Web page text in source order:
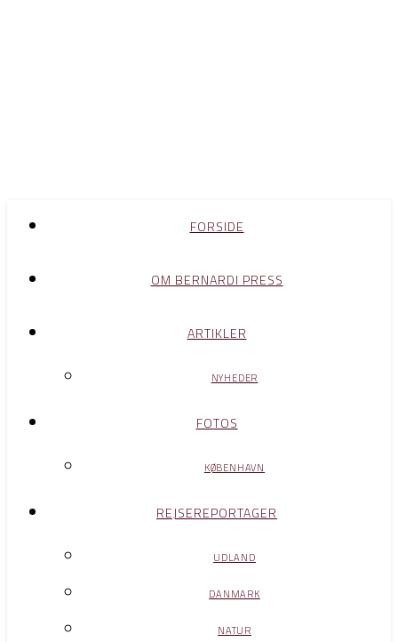
FORSIDE
OM BERNARDI PRESS
ARTIKLER
NYHEDER
FOTOS
KØBENHAVN
REJSEREPORTAGER
UDLAND
DANMARK
NATUR